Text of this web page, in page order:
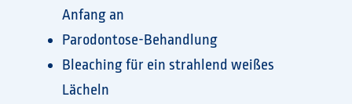
Anfang an
Parodontose-Behandlung
Bleaching für ein strahlend weißes
Lächeln